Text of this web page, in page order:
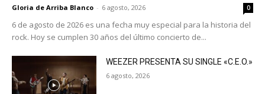
Gloria de Arriba Blanco - 6 agosto, 2026 0
6 de agosto de 2026 es una fecha muy especial para la historia del
rock. Hoy se cumplen 30 años del último concierto de...
WEEZER PRESENTA SU SINGLE «C.E.O.»
6 agosto, 2026